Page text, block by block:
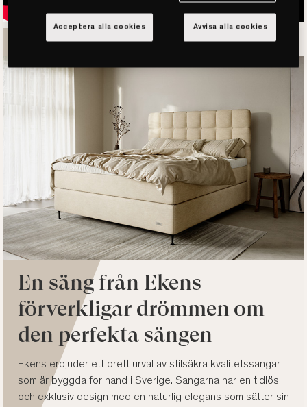
En säng från Ekens
förverkligar drömmen om
den perfekta sängen
Ekens erbjuder ett brett urval av stilsäkra kvalitetssängar
som är byggda för hand i Sverige. Sängarna har en tidlös
och exklusiv design med en naturlig elegans som sätter sin
Avvisa alla cookies
Acceptera alla cookies